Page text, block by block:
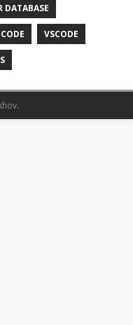
DATABASE
VSCODE